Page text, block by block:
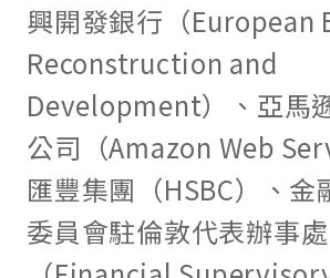
興開發銀行（European
Reconstruction and
Development）、亞馬
公司（Amazon Web
匯豐集團（HSBC）、金
委員會駐倫敦代表辦事處